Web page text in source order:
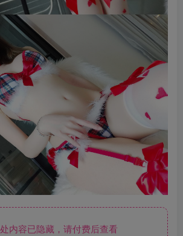
内容已隐藏，请付费后查看